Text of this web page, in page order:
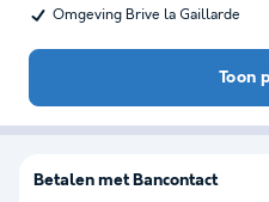
Omgeving Brive la Gaillarde
Toon
Betalen met Bancontact